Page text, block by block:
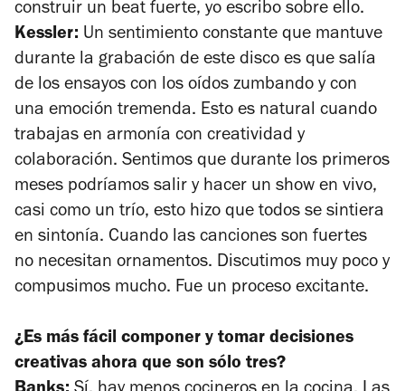
construir un beat fuerte, yo escribo sobre ello.
Kessler: Un sentimiento constante que mantuve
durante la grabación de este disco es que salía
de los ensayos con los oídos zumbando y con
una emoción tremenda. Esto es natural cuando
trabajas en armonía con creatividad y
colaboración. Sentimos que durante los primeros
meses podríamos salir y hacer un show en vivo,
casi como un trío, esto hizo que todos se sintiera
en sintonía. Cuando las canciones son fuertes
no necesitan ornamentos. Discutimos muy poco y
compusimos mucho. Fue un proceso excitante.
¿Es más fácil componer y tomar decisiones
creativas ahora que son sólo tres?